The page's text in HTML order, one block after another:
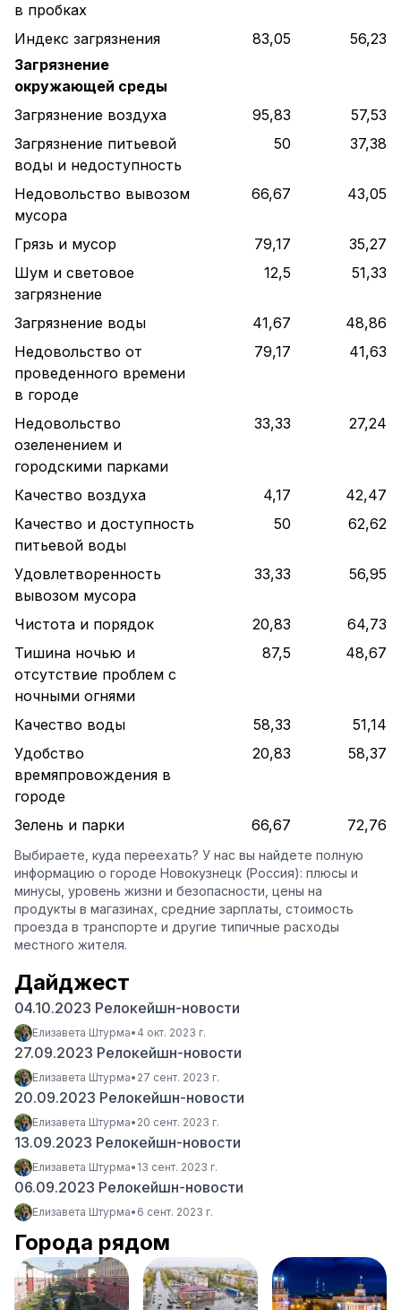
в пробках
Индекс загрязнения 83,05
56,23
Загрязнение
окружающей среды
Загрязнение воздуха
95,83
57,53
Загрязнение питьевой
воды и недоступность
50 37,38
Недовольство вывозом
мусора
66,67 43,05
Грязь и мусор 79,17
35,27
Шум и световое
загрязнение
12,5 51,33
Загрязнение воды 41,67
48,86
Недовольство от
проведенного времени
в городе
79,17 41,63
Недовольство
озеленением и
городскими парками
33,33 27,24
Качество воздуха 4,17
42,47
Качество и доступность
питьевой воды
50 62,62
Удовлетворенность
вывозом мусора
33,33 56,95
Чистота и порядок 20,83
64,73
Тишина ночью и
отсутствие проблем с
ночными огнями
87,5 48,67
Качество воды 58,33
51,14
Удобство
времяпровождения в
городе
20,83 58,37
Зелень и парки 66,67 72,76
Выбираете, куда переехать? У нас вы найдете полную
информацию о городе Новокузнецк (Россия): плюсы и
минусы, уровень жизни и безопасности, цены на
продукты в магазинах, средние зарплаты, стоимость
проезда в транспорте и другие типичные расходы
местного жителя.
Дайджест
04.10.2023 Релокейшн-новости
Елизавета Штурма• 4 окт. 2023 г.
27.09.2023 Релокейшн-новости
Елизавета Штурма• 27 сент. 2023 г.
20.09.2023 Релокейшн-новости
Елизавета Штурма• 20 сент. 2023 г.
13.09.2023 Релокейшн-новости
Елизавета Штурма• 13 сент. 2023 г.
06.09.2023 Релокейшн-новости
Елизавета Штурма• 6 сент. 2023 г.
Города рядом